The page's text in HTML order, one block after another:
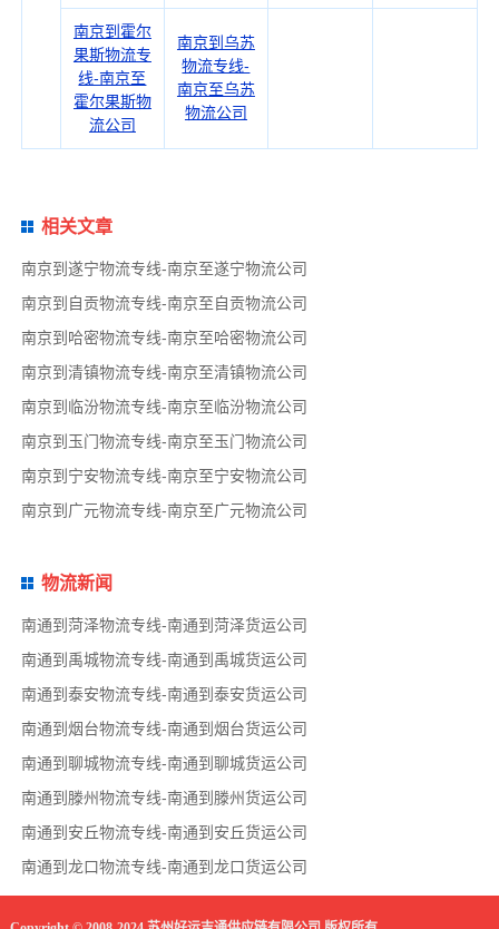
南京到霍尔
果斯物流专
线-南京至
霍尔果斯物
流公司
南京到乌苏
物流专线-
南京至乌苏
物流公司
相关文章
南京到遂宁物流专线-南京至遂宁物流公司
南京到自贡物流专线-南京至自贡物流公司
南京到哈密物流专线-南京至哈密物流公司
南京到清镇物流专线-南京至清镇物流公司
南京到临汾物流专线-南京至临汾物流公司
南京到玉门物流专线-南京至玉门物流公司
南京到宁安物流专线-南京至宁安物流公司
南京到广元物流专线-南京至广元物流公司
物流新闻
南通到菏泽物流专线-南通到菏泽货运公司
南通到禹城物流专线-南通到禹城货运公司
南通到泰安物流专线-南通到泰安货运公司
南通到烟台物流专线-南通到烟台货运公司
南通到聊城物流专线-南通到聊城货运公司
南通到滕州物流专线-南通到滕州货运公司
南通到安丘物流专线-南通到安丘货运公司
南通到龙口物流专线-南通到龙口货运公司